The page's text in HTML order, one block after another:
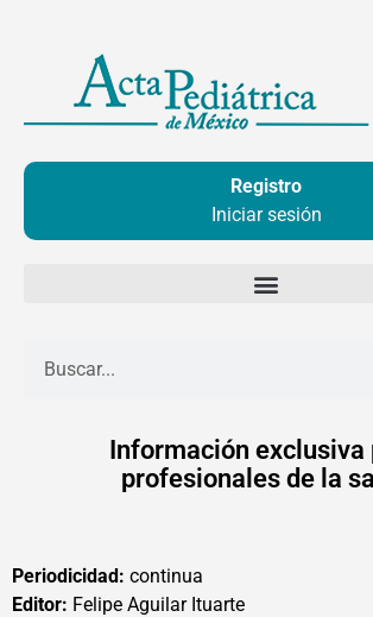
contenido
Registro
Iniciar sesión
Información exclusiva
profesionales de la
Periodicidad: continua
Editor: Felipe Aguilar Ituarte